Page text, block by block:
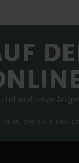
exklusive
alle, die sich neu